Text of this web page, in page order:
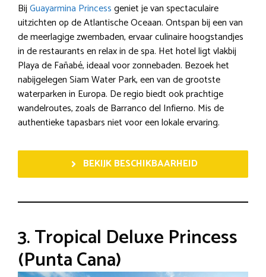
BijGuayarmina Princessgeniet je van spectaculaire
uitzichten op de Atlantische Oceaan. Ontspan bij een van
de meerlagige zwembaden, ervaar culinaire hoogstandjes
in de restaurants en relax in de spa. Het hotel ligt vlakbij
Playa de Fañabé, ideaal voor zonnebaden. Bezoek het
nabijgelegen Siam Water Park, een van de grootste
waterparken in Europa. De regio biedt ook prachtige
wandelroutes, zoals de Barranco del Infierno. Mis de
authentieke tapasbars niet voor een lokale ervaring.
BEKIJK BESCHIKBAARHEID
3. Tropical Deluxe Princess
(Punta Cana)